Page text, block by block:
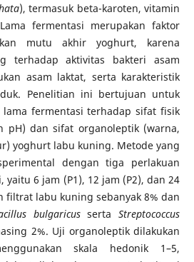
), termasuk beta-karoten, vitamin
fermentasi merupakan faktor
mutu akhir yoghurt, karena
terhadap aktivitas bakteri asam
asam laktat, serta karakteristik
Penelitian ini bertujuan untuk
fermentasi terhadap sifat fisik
pH) dan sifat organoleptik (warna,
yoghurt labu kuning. Metode yang
dengan tiga perlakuan
6 jam (P1), 12 jam (P2), dan 24
filtrat labu kuning sebanyak 8% dan
bulgaricussertaStreptococcus
2%. Uji organoleptik dilakukan
skala hedonik 1–5,